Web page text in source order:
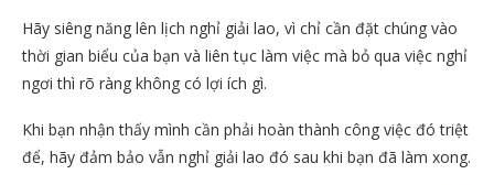
Hãy siêng năng lên lịch nghỉ giải lao, vì chỉ cần đặt chúng vào
thời gian biểu của bạn và liên tục làm việc mà bỏ qua việc nghỉ
ngơi thì rõ ràng không có lợi ích gì.
Khi bạn nhận thấy mình cần phải hoàn thành công việc đó triệt
để, hãy đảm bảo vẫn nghỉ giải lao đó sau khi bạn đã làm xong.